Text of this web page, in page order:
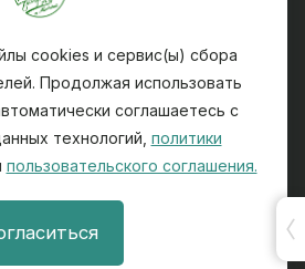
конфиденциальности
найденной на сайте ошибке -
и нажмите CTRL + ENTER
материалов, активная ссылка
cookies и сервис(ы) сбора
Продолжая использовать
соглашаетесь с
технологий, политики
пользовательского соглашения.